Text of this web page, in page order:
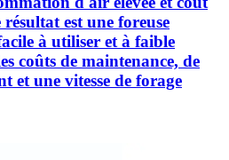
est une foreuse
à utiliser et à faible
coûts de maintenance, de
et une vitesse de forage